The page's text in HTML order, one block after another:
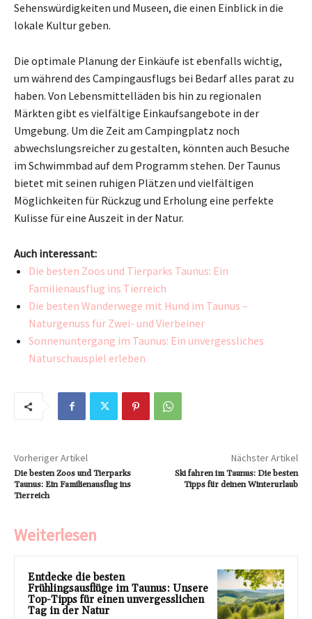
Sehenswürdigkeiten und Museen, die einen Einblick in die
lokale Kultur geben.
Die optimale Planung der Einkäufe ist ebenfalls wichtig,
um während des Campingausflugs bei Bedarf alles parat zu
haben. Von Lebensmittelläden bis hin zu regionalen
Märkten gibt es vielfältige Einkaufsangebote in der
Umgebung. Um die Zeit am Campingplatz noch
abwechslungsreicher zu gestalten, könnten auch Besuche
im Schwimmbad auf dem Programm stehen. Der Taunus
bietet mit seinen ruhigen Plätzen und vielfältigen
Möglichkeiten für Rückzug und Erholung eine perfekte
Kulisse für eine Auszeit in der Natur.
Auch interessant:
Die besten Zoos und Tierparks Taunus: Ein
Familienausflug ins Tierreich
Die besten Wanderwege mit Hund im Taunus –
Naturgenuss für Zwei- und Vierbeiner
Sonnenuntergang im Taunus: Ein unvergessliches
Naturschauspiel erleben
Vorheriger Artikel
Die besten Zoos und Tierparks
Taunus: Ein Familienausflug ins
Tierreich
Nächster Artikel
Ski fahren im Taunus: Die besten
Tipps für deinen Winterurlaub
Weiterlesen
Entdecke die besten
Frühlingsausflüge im Taunus: Unsere
Top-Tipps für einen unvergesslichen
Tag in der Natur